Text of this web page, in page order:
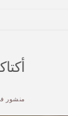
أكتاكرون
منشور